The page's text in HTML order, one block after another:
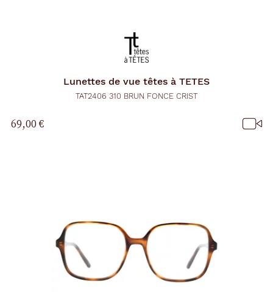
Lunettes de vue têtes à TETES
TAT2406 310 BRUN FONCE CRIST
69,00 €